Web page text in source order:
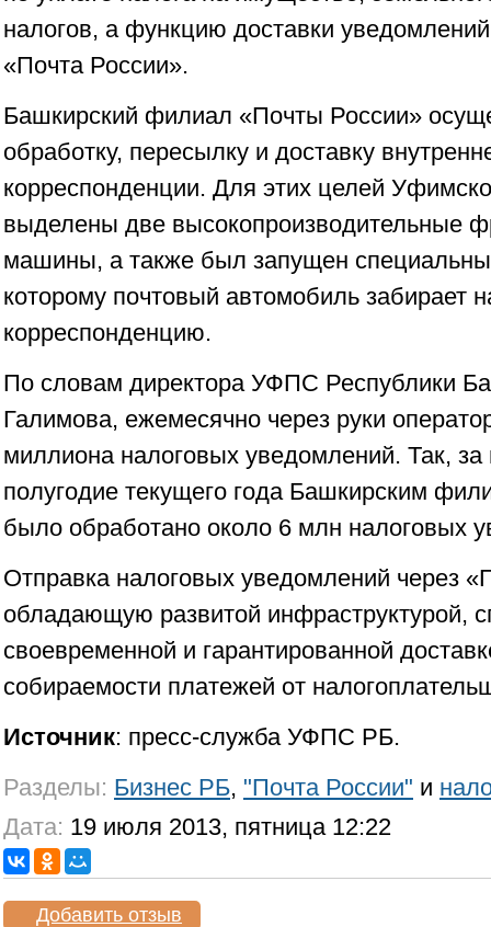
налогов, а функцию доставки
«Почта России».
Башкирский филиал «Почты России»
обработку, пересылку и доставку
корреспонденции. Для этих целей
выделены две высокопроизводительные
машины, а также был запущен
которому почтовый автомобиль забирает
корреспонденцию.
По словам директора УФПС Республики
Галимова, ежемесячно через руки
миллиона налоговых уведомлений. Так, за
полугодие текущего года Башкирским
было обработано около 6 млн налоговых
Отправка налоговых уведомлений через
обладающую развитой инфраструктурой,
своевременной и гарантированной
собираемости платежей от
Источник: пресс-служба УФПС РБ.
Разделы: Бизнес РБ, "Почта России" и
Дата: 19 июля 2013, пятница 12:22
Добавить отзыв